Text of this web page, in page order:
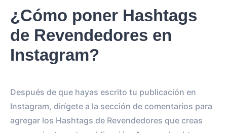
¿Cómo poner Hashtags
de Revendedores en
Instagram?
Después de que hayas escrito tu publicación en
Instagram, dirígete a la sección de comentarios para
agregar los Hashtags de Revendedores que creas